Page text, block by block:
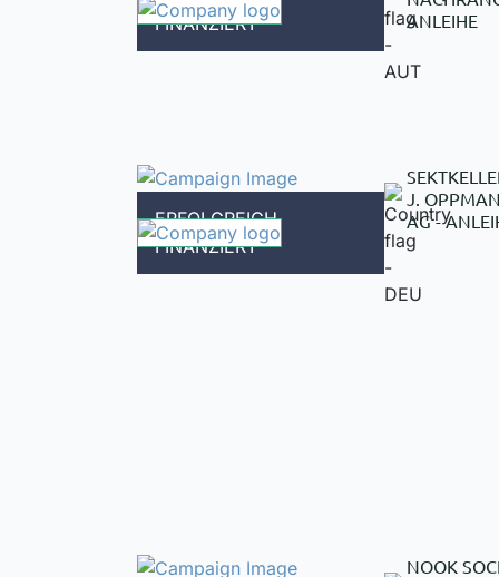
FINANZIERT
ANLEIHE
ERFOLGREICH
FINANZIERT
J.
AG -
NOOK